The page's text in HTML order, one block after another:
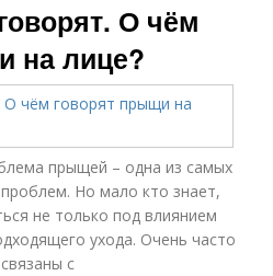
Прыщи на
подбородке
О чём
на лице?
прыщей – одна из самых
Но мало кто знает,
не только под влиянием
ухода. Очень часто
с